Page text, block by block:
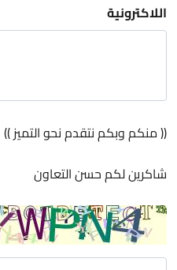
اللاكترونية
(( منكم وبكم نتقدم نحو التميز ))
شاكرين لكم حسن التعاون